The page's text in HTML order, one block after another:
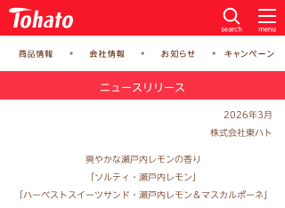
ニュースリリース
2026年3月
株式会社東ハト
爽やかな瀬戸内レモンの香り
「ソルティ・瀬戸内レモン」
「ハーベストスイーツサンド・瀬戸内レモン＆マスカルポーネ」